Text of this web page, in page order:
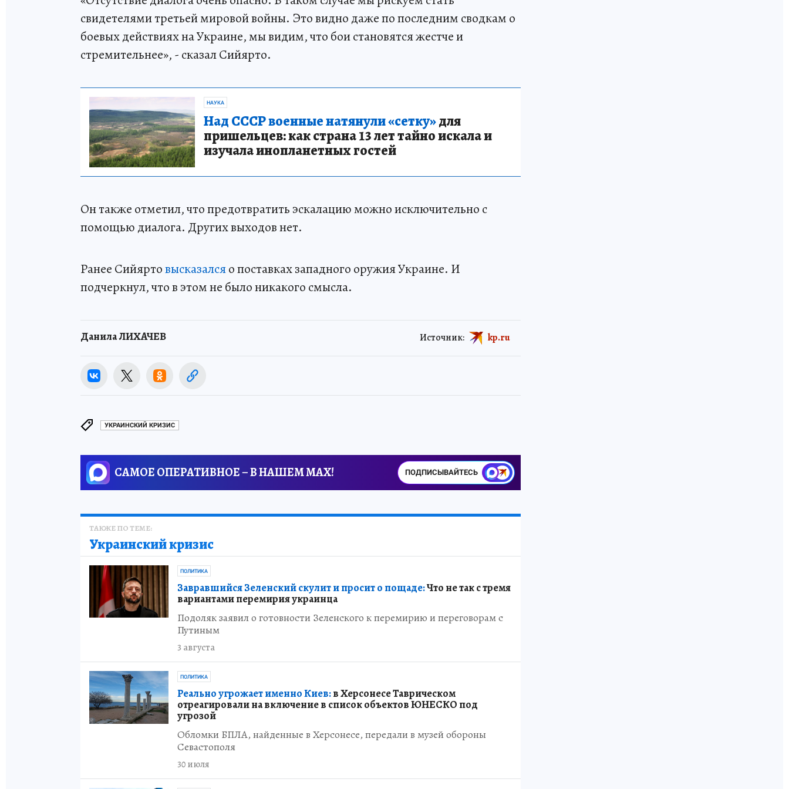
свидетелями третьей мировой войны. Это видно даже по последним сводкам о
боевых действиях на Украине, мы видим, что бои становятся жестче и
стремительнее», - сказал Сийярто.
НАУКА
Над СССР военные натянули «сетку»для
пришельцев: как страна 13 лет тайно искала и
изучала инопланетных гостей
Он также отметил, что предотвратить эскалацию можно исключительно с
помощью диалога. Других выходов нет.
Ранее Сийяртовысказалсяо поставках западного оружия Украине. И
подчеркнул, что в этом не было никакого смысла.
Данила ЛИХАЧЕВ Источник: kp.ru
УКРАИНСКИЙ КРИЗИС
САМОЕ ОПЕРАТИВНОЕ – В НАШЕМ MAX! ПОДПИСЫВАЙТЕСЬ
ТАКЖЕ ПО ТЕМЕ:
Украинский кризис
ПОЛИТИКА
Завравшийся Зеленский скулит и просит о пощаде:Что не так с тремя
вариантами перемирия украинца
Подоляк заявил о готовности Зеленского к перемирию и переговорам с
Путиным
3 августа
ПОЛИТИКА
Реально угрожает именно Киев:в Херсонесе Таврическом
отреагировали на включение в список объектов ЮНЕСКО под
угрозой
Обломки БПЛА, найденные в Херсонесе, передали в музей обороны
Севастополя
30 июля